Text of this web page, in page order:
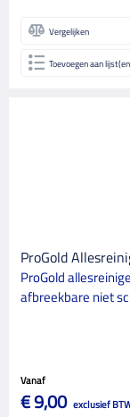
Vergelijken
Toevoegen aan
ProGold
ProGold
afbreekbare niet
Vanaf
€ 9,00 exclusief